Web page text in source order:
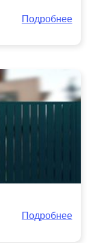
Подробнее
Подробнее